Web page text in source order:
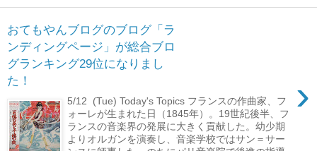
おてもやんブログのブログ「ラ
ンディングページ」が総合ブロ
グランキング29位になりまし
た！
›
5/12 (Tue) Today's Topics フランスの作曲家、フ
ォーレが生まれた日（1845年）。19世紀後半、フ
ランスの音楽界の発展に大きく貢献した。幼少期
よりオルガンを演奏し、音楽学校ではサン＝サー